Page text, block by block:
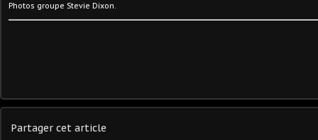
Photos groupe Stevie Dixon.
Partager cet article